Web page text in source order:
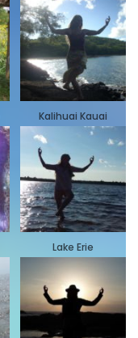
Kalihuai Kauai
Lake Erie